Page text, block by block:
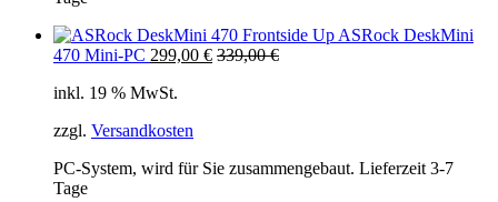
ASRock DeskMini
470 Mini-PC 299,00 € 339,00€
inkl. 19 % MwSt.
zzgl. Versandkosten
PC-System, wird für Sie zusammengebaut. Lieferzeit 3-7
Tage